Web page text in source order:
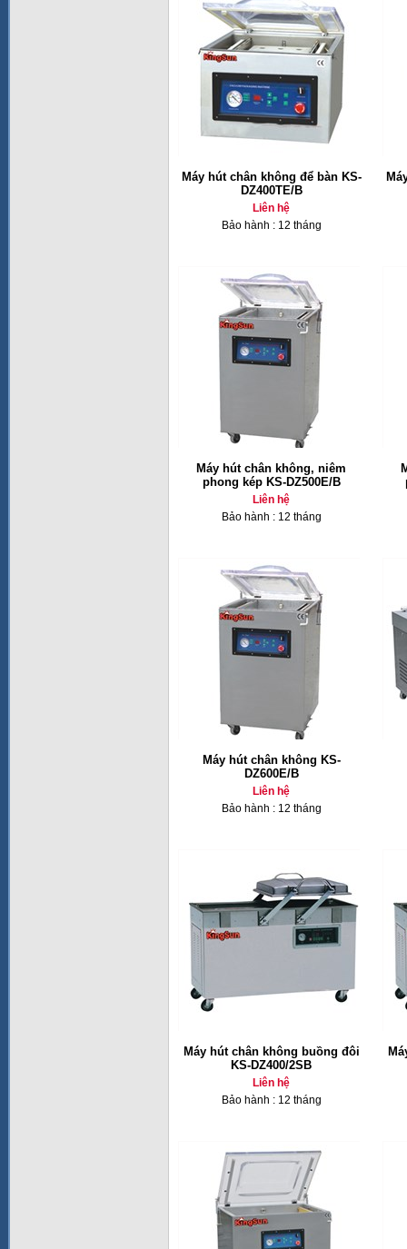
Máy hút chân không để bàn KS-
DZ400TE/B
Liên hệ
Bảo hành : 12 tháng
Máy hút chân không, niêm
phong kép KS-DZ500E/B
Liên hệ
Bảo hành : 12 tháng
Máy hút chân không KS-
DZ600E/B
Liên hệ
Bảo hành : 12 tháng
Máy hút chân không buồng đôi
KS-DZ400/2SB
Liên hệ
Bảo hành : 12 tháng